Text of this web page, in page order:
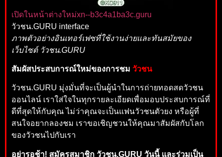
เปิดในหน้าต่างใหม่xn--b3c4a1ba3c.guru
วัวชน.GURU interface
ภาพตัวอย่างอินเทอร์เฟซที่ใช้งานง่ายและทันสมัยของ
เว็บไซต์ วัวชน.GURU
สัมผัสประสบการณ์ใหม่ของการชม วัวชน
วัวชน.GURU มุ่งมั่นที่จะเป็นผู้นำในการถ่ายทอดสดวัวชน
ออนไลน์ เราใส่ใจในทุกรายละเอียดเพื่อมอบประสบการณ์ที่
ดีที่สุดให้กับคุณ ไม่ว่าคุณจะเป็นแฟนวัวชนตัวยง หรือผู้ที่
สนใจอยากลองชม เราขอเชิญชวนให้คุณมาสัมผัสกับโลก
ของวัวชนไปกับเรา
อย่ารอช้า! สมัครสมาชิก วัวชน.GURU วันนี้ และร่วมเป็น